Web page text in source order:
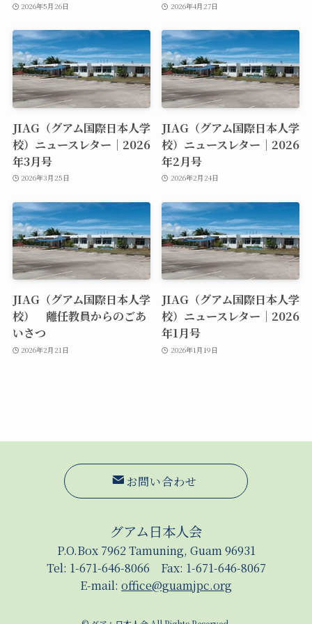
2026年5月26日 2026年4月27日
JIAG（グアム国際日本人学
校）ニュースレター｜2026
年3月号
2026年3月25日
JIAG（グアム国際日本人学
校）ニュースレター｜2026
年2月号
2026年2月24日
JIAG（グアム国際日本人学
校） 離任教員からのごあ
いさつ
2026年2月21日
JIAG（グアム国際日本人学
校）ニュースレター｜2026
年1月号
2026年1月19日
お問い合わせ
グアム日本人会
P.O.Box 7962 Tamuning, Guam 96931
Tel: 1-671-646-8066 Fax: 1-671-646-8067
E-mail: office@guamjpc.org